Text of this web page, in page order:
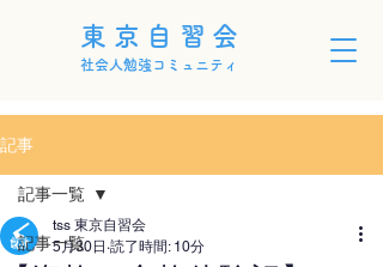
東京自習会
社会人勉強コミュニティ
記事
記事一覧
記事一覧
tss 東京自習会
5月30日 読了時間: 10分